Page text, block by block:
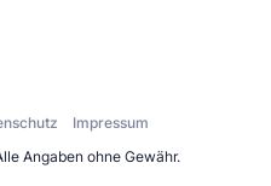
Angaben ohne Gewähr.
Impressum